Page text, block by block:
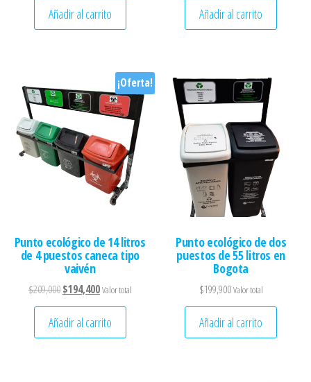
Añadir al carrito Añadir al carrito
¡Oferta!
Punto ecológico de 14 litros
de 4 puestos caneca tipo
vaivén
$209,000El precio original era: $209,000.
$194,400El precio actual es: $194,400.
Valor total
Añadir al carrito
Punto ecológico de dos
puestos de 55 litros en
Bogota
$199,900Valor total
Añadir al carrito